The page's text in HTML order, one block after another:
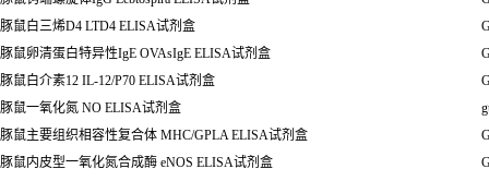
豚鼠白三烯D4 LTD4 ELISA试剂盒
豚鼠卵清蛋白特异性IgE OVAsIgE ELISA试剂盒
豚鼠白介素12 IL-12/P70 ELISA试剂盒
豚鼠一氧化氮 NO ELISA试剂盒
豚鼠主要组织相容性复合体 MHC/GPLA ELISA试剂盒
豚鼠内皮型一氧化氮合成酶 eNOS ELISA试剂盒